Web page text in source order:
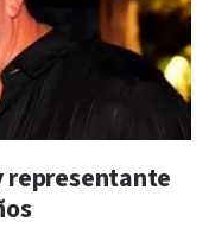
representante